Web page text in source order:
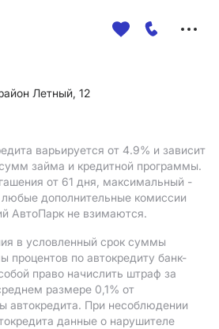
Летный, 12
варьируется от 4.9% и зависит
сумм займа и кредитной программы.
от 61 дня, максимальный -
дополнительные комиссии
АвтоПарк не взимаются.
в условленный срок суммы
процентов по автокредиту банк-
право начислить штраф за
размере 0,1% от
автокредита. При несоблюдении
данные о нарушителе